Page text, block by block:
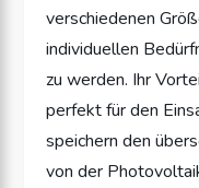
verschiedenen
individuellen
zu werden. Ihr
perfekt für den
speichern den
von der